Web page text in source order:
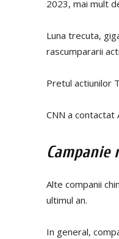
2023, mai mult
Luna trecuta,
rascumpararii
Pretul actiunilor
CNN a contactat
Campanie
Alte companii
ultimul an.
In general,